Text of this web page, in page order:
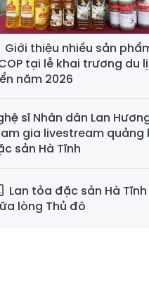
Giới thiệu nhiều sản
tại lễ khai trương du
năm 2026
sĩ Nhân dân Lan
gia livestream quảng
sản Hà Tĩnh
Lan tỏa đặc sản Hà Tĩnh
lòng Thủ đô